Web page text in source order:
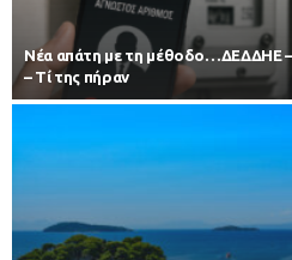
Νέα απάτη με τη μέθοδο…ΔΕΔΔΗΕ
– Τί της πήραν